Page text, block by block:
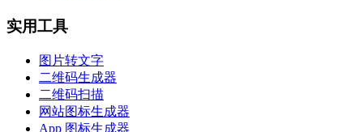
实用工具
图片转文字
二维码生成器
二维码扫描
网站图标生成器
App 图标生成器